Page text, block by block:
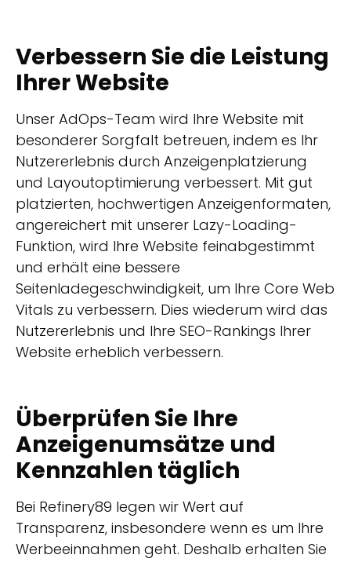
Verbessern Sie die Leistung
Ihrer Website
Unser AdOps-Team wird Ihre Website mit
besonderer Sorgfalt betreuen, indem es Ihr
Nutzererlebnis durch Anzeigenplatzierung
und Layoutoptimierung verbessert. Mit gut
platzierten, hochwertigen Anzeigenformaten,
angereichert mit unserer Lazy-Loading-
Funktion, wird Ihre Website feinabgestimmt
und erhält eine bessere
Seitenladegeschwindigkeit, um Ihre Core Web
Vitals zu verbessern. Dies wiederum wird das
Nutzererlebnis und Ihre SEO-Rankings Ihrer
Website erheblich verbessern.
Überprüfen Sie Ihre
Anzeigenumsätze und
Kennzahlen täglich
Bei Refinery89 legen wir Wert auf
Transparenz, insbesondere wenn es um Ihre
Werbeeinnahmen geht. Deshalb erhalten Sie